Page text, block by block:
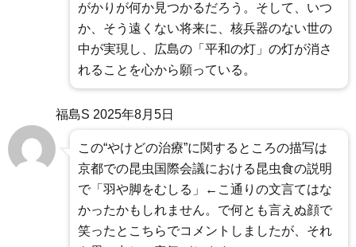
がかりが何か見つかるだろう。そして、いつ
か、そう遠くない将来に、核兵器のない世の
中が実現し、広島の「平和の灯」の灯が消さ
れることを心から願っている。
福島S 2025年8月5日
この“やけどの治療”に関するところの描写は
京都での昆虫国際会議における昆虫食の説明
で「羽や脚をむしる」←こ通りの文言てはな
かったかもしれません。で何とも言えぬ顔で
笑ったとこちらでコメントしましたが、それ